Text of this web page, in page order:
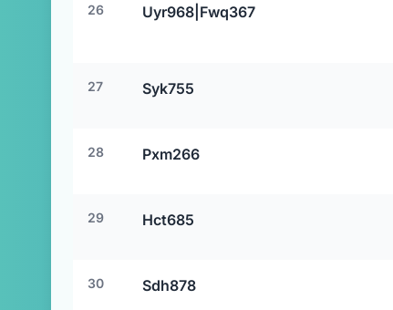
26 Uyr968|Fwq367
27 Syk755
28 Pxm266
29 Hct685
30 Sdh878